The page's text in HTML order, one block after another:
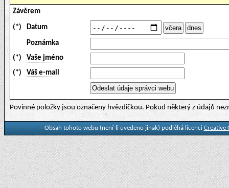
Závěrem
(*) Datum
Poznámka
(*)
Vaše jméno
(*)
Váš e-mail
Povinné položky jsou označeny hvězdičkou. Pokud některý z údajů
Obsah tohoto webu (není-li uvedeno jinak) podléhá licenci Creative